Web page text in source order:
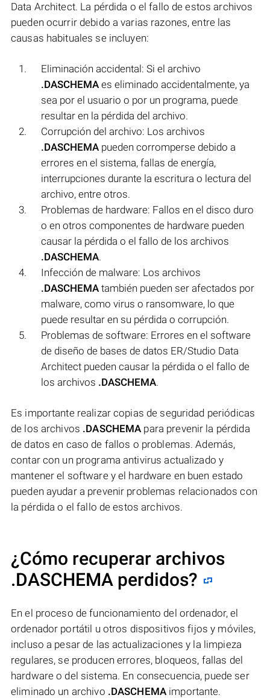
Data Architect. La pérdida o el fallo de estos archivos
pueden ocurrir debido a varias razones, entre las
causas habituales se incluyen:
Eliminación accidental: Si el archivo
.DASCHEMA es eliminado accidentalmente, ya
sea por el usuario o por un programa, puede
resultar en la pérdida del archivo.
Corrupción del archivo: Los archivos
.DASCHEMA pueden corromperse debido a
errores en el sistema, fallas de energía,
interrupciones durante la escritura o lectura del
archivo, entre otros.
Problemas de hardware: Fallos en el disco duro
o en otros componentes de hardware pueden
causar la pérdida o el fallo de los archivos
.DASCHEMA.
Infección de malware: Los archivos
.DASCHEMA también pueden ser afectados por
malware, como virus o ransomware, lo que
puede resultar en su pérdida o corrupción.
Problemas de software: Errores en el software
de diseño de bases de datos ER/Studio Data
Architect pueden causar la pérdida o el fallo de
los archivos .DASCHEMA.
Es importante realizar copias de seguridad periódicas
de los archivos .DASCHEMA para prevenir la pérdida
de datos en caso de fallos o problemas. Además,
contar con un programa antivirus actualizado y
mantener el software y el hardware en buen estado
pueden ayudar a prevenir problemas relacionados con
la pérdida o el fallo de estos archivos.
¿Cómo recuperar archivos
.DASCHEMA perdidos?
En el proceso de funcionamiento del ordenador, el
ordenador portátil u otros dispositivos fijos y móviles,
incluso a pesar de las actualizaciones y la limpieza
regulares, se producen errores, bloqueos, fallas del
hardware o del sistema. En consecuencia, puede ser
eliminado un archivo .DASCHEMA importante.